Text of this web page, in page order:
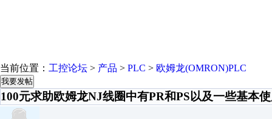
当前位置： 工控论坛 > 产品 > PLC > 欧姆龙(OMRON)PLC
我要发帖
100元求助欧姆龙NJ线圈中有PR和PS以及一些基本